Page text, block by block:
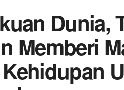
Dunia,
Memberi